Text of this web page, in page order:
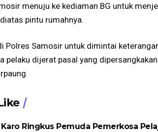
menuju ke kediaman BG untuk
pintu rumahnya.
Polres Samosir untuk dimintai
pelaku dijerat pasal yang
Karo Ringkus Pemuda Pemerkosa